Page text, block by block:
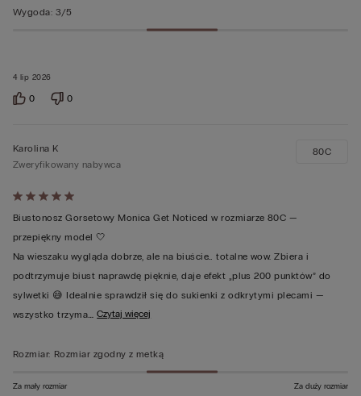
4 lip 2026
Wygoda: 3/5
0 0
Ocena
5
z
5
Karolina K
Zweryfikowany nabywca
Biustonosz Gorsetowy Monica Get Noticed w rozmiarze 80C —
przepiękny model 🤍
Na wieszaku wygląda dobrze, ale na biuście… totalne wow. Zbiera i
podtrzymuje biust naprawdę pięknie, daje efekt „plus 200 punktów” do
sylwetki 😅 Idealnie sprawdził się do sukienki z odkrytymi plecami —
wszystko trzyma
Czytaj więcej
80C
Rozmiar: Rozmiar zgodny z metką
Za mały rozmiar Za duży rozmiar